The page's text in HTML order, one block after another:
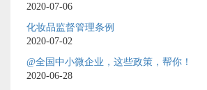
2020-07-06
化妆品监督管理条例
2020-07-02
@全国中小微企业，这些政策，帮你！
2020-06-28